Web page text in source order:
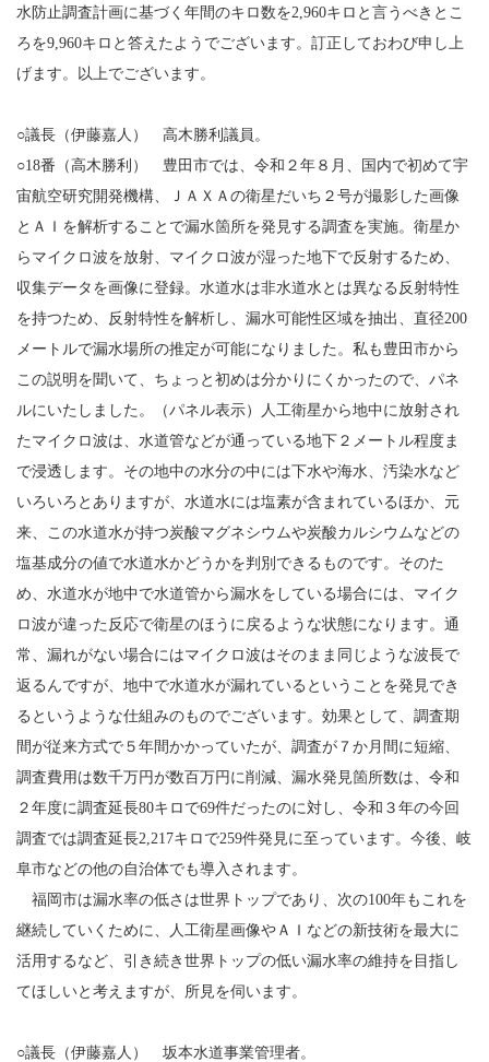
水防止調査計画に基づく年間のキロ数を2,960キロと言うべきとこ
ろを9,960キロと答えたようでございます。訂正しておわび申し上
げます。以上でございます。
○議長（伊藤嘉人） 高木勝利議員。
○18番（高木勝利） 豊田市では、令和２年８月、国内で初めて宇
宙航空研究開発機構、ＪＡＸＡの衛星だいち２号が撮影した画像
とＡＩを解析することで漏水箇所を発見する調査を実施。衛星か
らマイクロ波を放射、マイクロ波が湿った地下で反射するため、
収集データを画像に登録。水道水は非水道水とは異なる反射特性
を持つため、反射特性を解析し、漏水可能性区域を抽出、直径200
メートルで漏水場所の推定が可能になりました。私も豊田市から
この説明を聞いて、ちょっと初めは分かりにくかったので、パネ
ルにいたしました。（パネル表示）人工衛星から地中に放射され
たマイクロ波は、水道管などが通っている地下２メートル程度ま
で浸透します。その地中の水分の中には下水や海水、汚染水など
いろいろとありますが、水道水には塩素が含まれているほか、元
来、この水道水が持つ炭酸マグネシウムや炭酸カルシウムなどの
塩基成分の値で水道水かどうかを判別できるものです。そのた
め、水道水が地中で水道管から漏水をしている場合には、マイク
ロ波が違った反応で衛星のほうに戻るような状態になります。通
常、漏れがない場合にはマイクロ波はそのまま同じような波長で
返るんですが、地中で水道水が漏れているということを発見でき
るというような仕組みのものでございます。効果として、調査期
間が従来方式で５年間かかっていたが、調査が７か月間に短縮、
調査費用は数千万円が数百万円に削減、漏水発見箇所数は、令和
２年度に調査延長80キロで69件だったのに対し、令和３年の今回
調査では調査延長2,217キロで259件発見に至っています。今後、岐
阜市などの他の自治体でも導入されます。
福岡市は漏水率の低さは世界トップであり、次の100年もこれを
継続していくために、人工衛星画像やＡＩなどの新技術を最大に
活用するなど、引き続き世界トップの低い漏水率の維持を目指し
てほしいと考えますが、所見を伺います。
○議長（伊藤嘉人） 坂本水道事業管理者。